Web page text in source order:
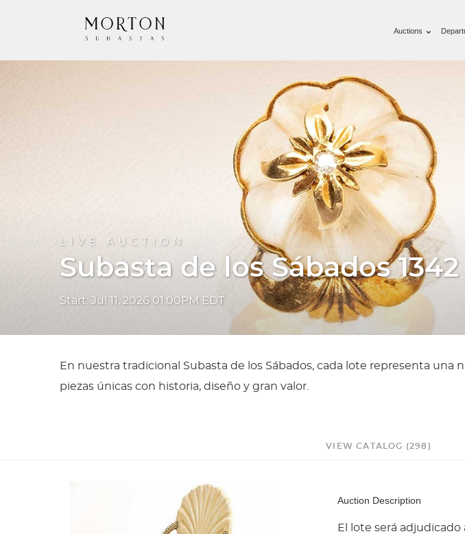
Auctions
LIVE AUCTION
Subasta de los Sábados 1342
Start: Jul 11, 2026 01:00PM EDT
En nuestra tradicional Subasta de los Sábados, cada lote representa una
piezas únicas con historia, diseño y gran valor.
VIEW CATALOG (298)
Auction Description
El lote será